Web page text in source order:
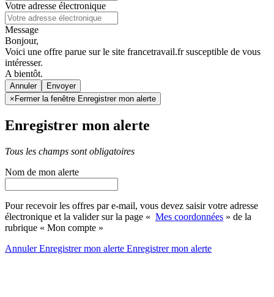
Votre adresse électronique
Message
Bonjour,
Voici une offre parue sur le site francetravail.fr susceptible de vous
intéresser.
A bientôt.
Annuler
× Fermer la fenêtre Enregistrer mon alerte
Enregistrer mon alerte
Tous les champs sont obligatoires
Nom de mon alerte
Pour recevoir les offres par e-mail, vous devez saisir votre adresse
électronique et la valider sur la page « Mes coordonnées » de la
rubrique « Mon compte »
AnnulerEnregistrer mon alerte Enregistrermon alerte